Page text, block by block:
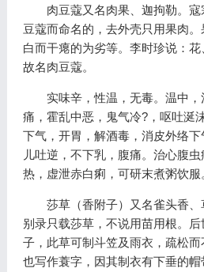
肉豆蔻又名肉果、迦拘勒。
豆蔻而命名的，去外壳只用果肉
白而干瘪的为劣等。李时珍说：花
故名肉豆蔻。
实味辛，性温，无毒。温中
痛，霍乱中恶，鬼气冷?，呕吐涎
下气，开胃，解酒毒，消皮外络
儿吐逆，不下乳，腹痛。治心腹
热，虚泄赤白痢，可研末煮粥饮服
莎草（香附子）又名雀头香
别录只载莎草，不说用苗用根。
子，此草可制斗笠及雨衣，疏松而
也写作蓑字，因其制衣有下垂的帽